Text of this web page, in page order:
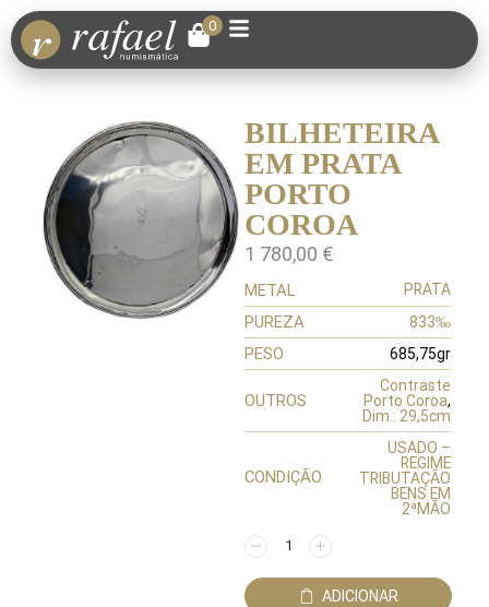
0
BILHETEIRA
EM PRATA
PORTO
COROA
1 780,00 €
METAL PRATA
PUREZA 833‰
PESO 685,75gr
OUTROS
Contraste
Porto Coroa,
Dim.: 29,5cm
CONDIÇÃO
USADO –
REGIME
TRIBUTAÇÃO
BENS EM
2ªMÃO
ADICIONAR